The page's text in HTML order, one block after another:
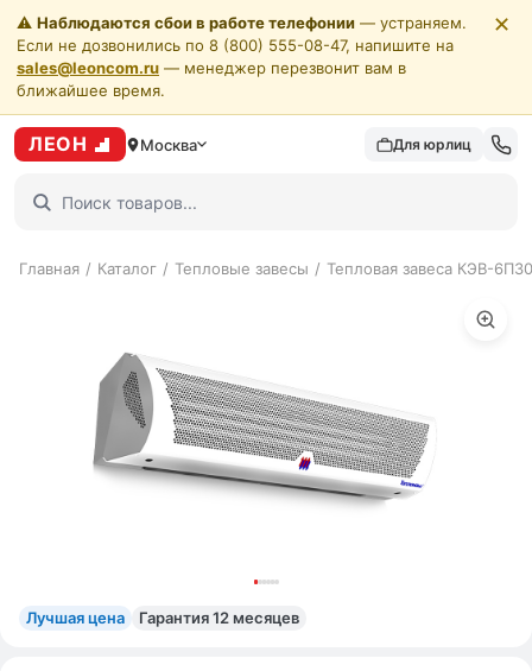
⚠️ Наблюдаются сбои в работе телефонии — устраняем.
Если не дозвонились по 8 (800) 555-08-47, напишите на
sales@leoncom.ru — менеджер перезвонит вам в
ближайшее время.
✕
ЛЕОН Москва Для юрлиц
Главная / Каталог / Тепловые завесы / Тепловая завеса КЭВ-
Лучшая цена Гарантия 12 месяцев